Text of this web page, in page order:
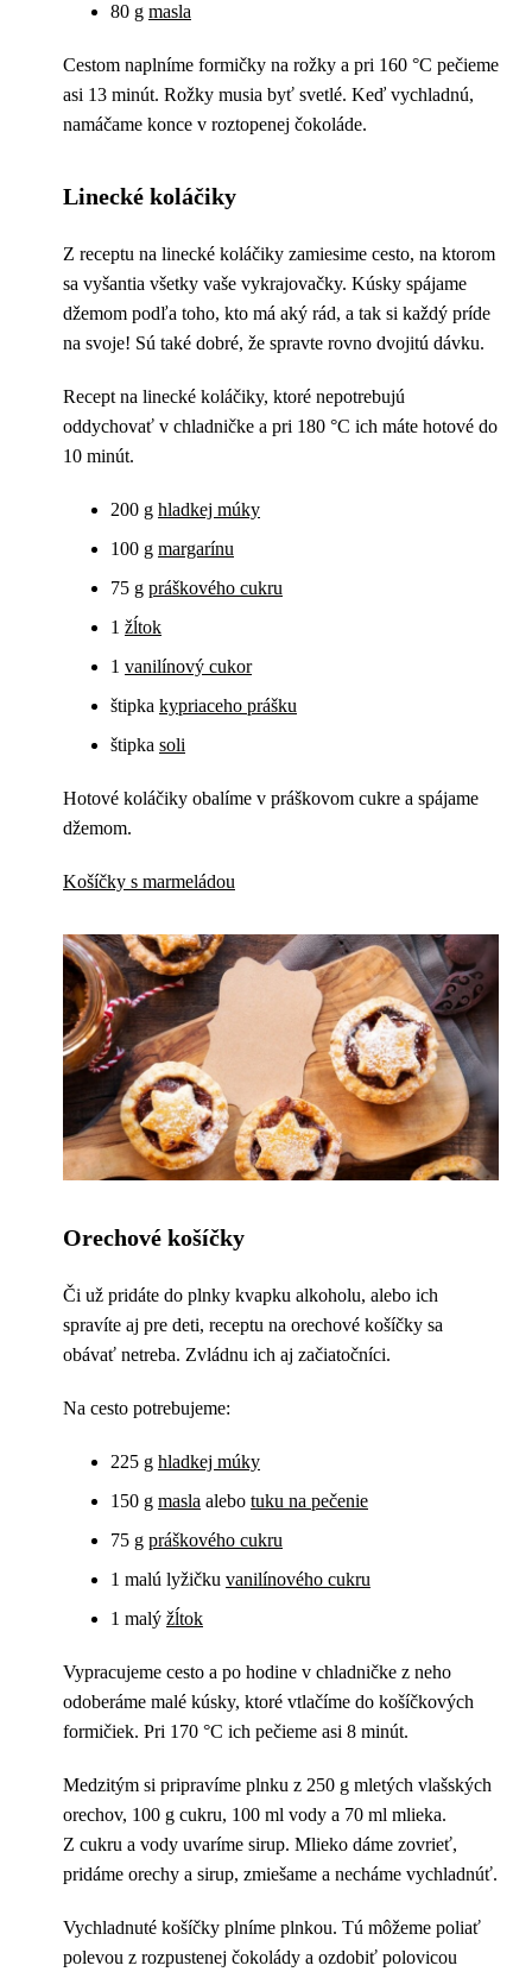
80 g masla
Cestom naplníme formičky na rožky a pri 160 °C pečieme
asi 13 minút. Rožky musia byť svetlé. Keď vychladnú,
namáčame konce v roztopenej čokoláde.
Linecké koláčiky
Z receptu na linecké koláčiky zamiesime cesto, na ktorom
sa vyšantia všetky vaše vykrajovačky. Kúsky spájame
džemom podľa toho, kto má aký rád, a tak si každý príde
na svoje! Sú také dobré, že spravte rovno dvojitú dávku.
Recept na linecké koláčiky, ktoré nepotrebujú
oddychovať v chladničke a pri 180 °C ich máte hotové do
10 minút.
200 g hladkej múky
100 g margarínu
75 g práškového cukru
1 žĺtok
1 vanilínový cukor
štipka kypriaceho prášku
štipka soli
Hotové koláčiky obalíme v práškovom cukre a spájame
džemom.
Košíčky s marmeládou
Orechové košíčky
Či už pridáte do plnky kvapku alkoholu, alebo ich
spravíte aj pre deti, receptu na orechové košíčky sa
obávať netreba. Zvládnu ich aj začiatočníci.
Na cesto potrebujeme:
225 g hladkej múky
150 g masla alebo tuku na pečenie
75 g práškového cukru
1 malú lyžičku vanilínového cukru
1 malý žĺtok
Vypracujeme cesto a po hodine v chladničke z neho
odoberáme malé kúsky, ktoré vtlačíme do košíčkových
formičiek. Pri 170 °C ich pečieme asi 8 minút.
Medzitým si pripravíme plnku z 250 g mletých vlašských
orechov, 100 g cukru, 100 ml vody a 70 ml mlieka.
Z cukru a vody uvaríme sirup. Mlieko dáme zovrieť,
pridáme orechy a sirup, zmiešame a necháme vychladnúť.
Vychladnuté košíčky plníme plnkou. Tú môžeme poliať
polevou z rozpustenej čokolády a ozdobiť polovicou